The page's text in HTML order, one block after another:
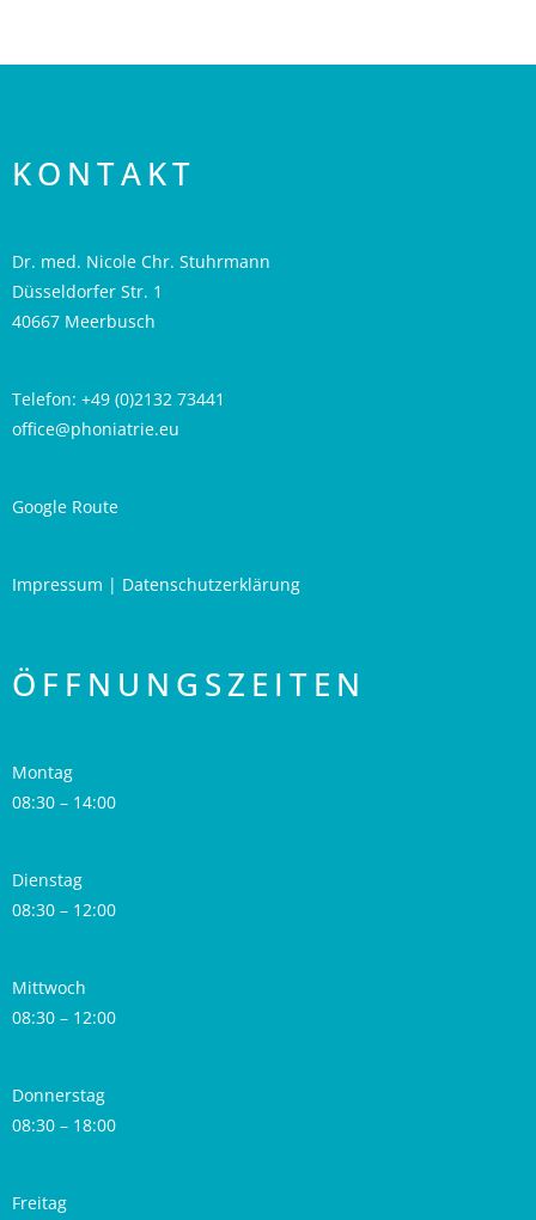
KONTAKT
Dr. med. Nicole Chr. Stuhrmann
Düsseldorfer Str. 1
40667 Meerbusch
Telefon: +49 (0)2132 73441
office@phoniatrie.eu
Google Route
Impressum | Datenschutzerklärung
ÖFFNUNGSZEITEN
Montag
08:30 – 14:00
Dienstag
08:30 – 12:00
Mittwoch
08:30 – 12:00
Donnerstag
08:30 – 18:00
Freitag